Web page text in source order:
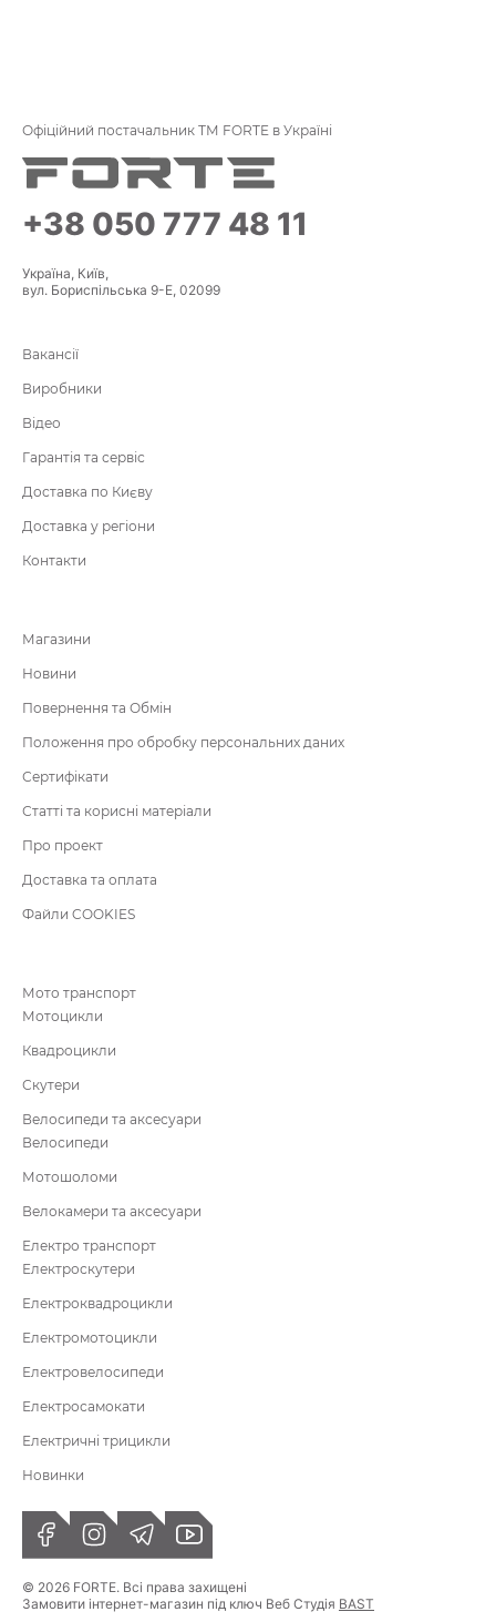
Офіційний постачальник ТМ FORTE в Україні
+38 050 777 48 11
Україна, Київ,
вул. Бориспільська 9-Е, 02099
Вакансії
Виробники
Відео
Гарантія та сервіс
Доставка по Києву
Доставка у регіони
Контакти
Магазини
Новини
Повернення та Обмін
Положення про обробку персональних даних
Сертифікати
Статті та корисні матеріали
Про проект
Доставка та оплата
Файли COOKIES
Мото транспорт
Мотоцикли
Квадроцикли
Скутери
Велосипеди та аксесуари
Велосипеди
Мотошоломи
Велокамери та аксесуари
Електро транспорт
Електроскутери
Електроквадроцикли
Електромотоцикли
Електровелосипеди
Електросамокати
Електричні трицикли
Новинки
© 2026 FORTE. Всі права захищені
Замовити інтернет-магазин під ключ Веб Студія BAST